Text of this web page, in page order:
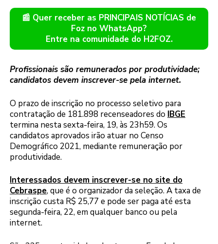
📰 Quer receber as PRINCIPAIS NOTÍCIAS de
Foz no WhatsApp?
Entre na comunidade do H2FOZ.
Profissionais são remunerados por produtividade;
candidatos devem inscrever-se pela internet.
O prazo de inscrição no processo seletivo para
contratação de 181.898 recenseadores do IBGE
termina nesta sexta-feira, 19, às 23h59. Os
candidatos aprovados irão atuar no Censo
Demográfico 2021, mediante remuneração por
produtividade.
Interessados devem inscrever-se no site do
Cebraspe, que é o organizador da seleção. A taxa de
inscrição custa R$ 25,77 e pode ser paga até esta
segunda-feira, 22, em qualquer banco ou pela
internet.